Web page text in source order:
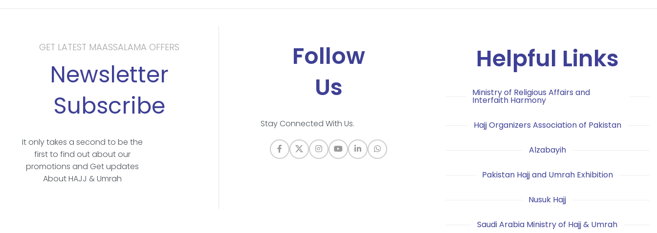
GET LATEST MAASSALAMA OFFERS
Newsletter
Subscribe
It only takes a second to be the
first to find out about our
promotions and Get updates
About HAJJ & Umrah
Follow
Us
Stay Connected With Us.
Helpful Links
Ministry of Religious Affairs and
Interfaith Harmony
Hajj Organizers Association of Pakistan
Alzabayih
Pakistan Hajj and Umrah Exhibition
Nusuk Hajj
Saudi Arabia Ministry of Hajj & Umrah